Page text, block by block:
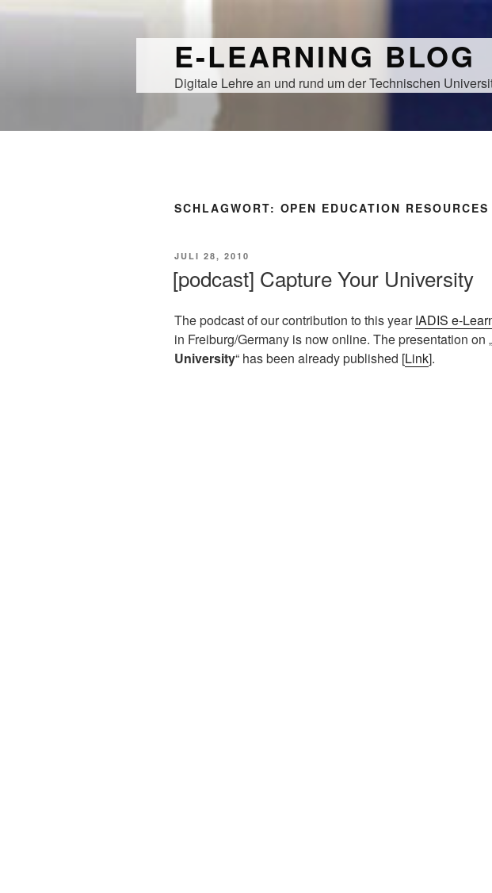
E-LEARNING BLOG
Digitale Lehre an und rund um der Technischen
SCHLAGWORT: OPEN EDUCATION RESOURCES
VERÖFFENTLICHT
JULI 28, 2010
[podcast] Capture Your University
The podcast of our contribution to this yearIADIS e-
in Freiburg/Germany is now online. The presentation on „
University“ has been already published [Link].